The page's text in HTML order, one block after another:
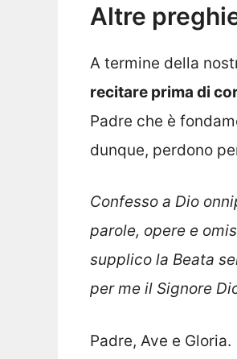
Altre
A termine della
recitare prima di
Padre che è
dunque, perdono
Confesso a Dio
parole, opere e
supplico la Beata
per me il Signore
Padre, Ave e Gloria.